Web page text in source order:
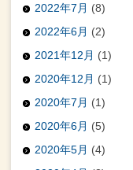
2022年7月 (8)
2022年6月 (2)
2021年12月 (1)
2020年12月 (1)
2020年7月 (1)
2020年6月 (5)
2020年5月 (4)